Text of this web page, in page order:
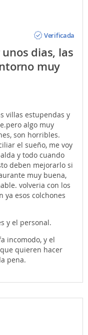
Verificada
dias, las
muy
villas estupendas y
algo muy
son horribles.
el sueño, me voy
y todo cuando
deben mejorarlo si
muy buena,
volveria con los
ya esos colchones
y el personal.
incomodo, y el
quieren hacer
pena.